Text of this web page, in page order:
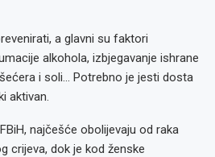
a glavni su faktori
alkohola, izbjegavanje ishrane
i soli… Potrebno je jesti dosta
aktivan.
najčešće obolijevaju od raka
crijeva, dok je kod ženske